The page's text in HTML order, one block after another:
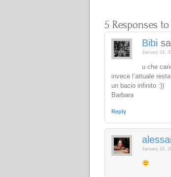
5 Responses
Bibi
January 24,
u che
invece l’attuale
un bacio infinito :))
Barbara
Reply
January 24,